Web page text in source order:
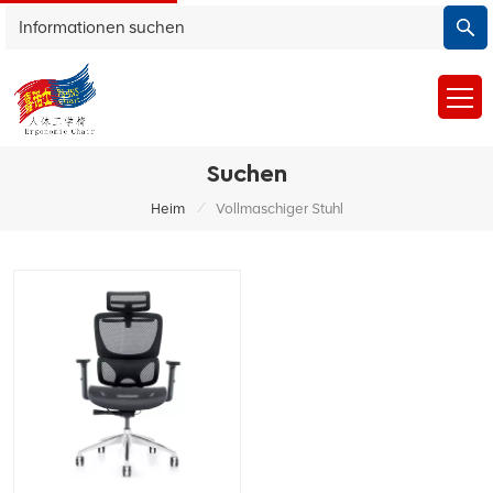
Suchen
Heim / Vollmaschiger Stuhl